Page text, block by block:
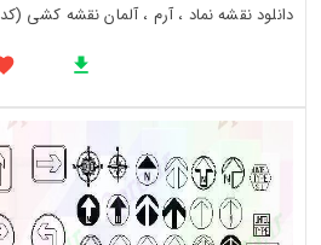
دانلود نقشه نماد ، آرم ، آلمان نقشه کشی (کد34748)